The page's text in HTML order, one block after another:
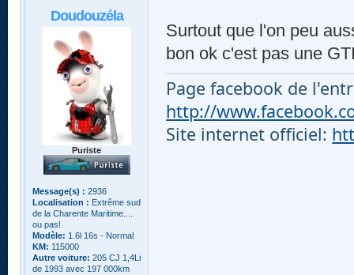
Doudouzéla
Puriste
Message(s) : 2936
Localisation : Extrême sud
de la Charente Maritime....
ou pas!
Modèle: 1.6l 16s - Normal
KM: 115000
Autre voiture: 205 CJ 1,4Li
de 1993 avec 197 000km
Surtout que l'on peu
bon ok c'est pas une
Page facebook de
http://
Site internet officiel: